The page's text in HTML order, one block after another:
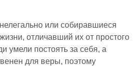
или собиравшиеся
отличавший их от простого
умели постоять за себя, а
для веры, поэтому